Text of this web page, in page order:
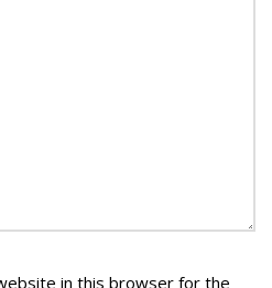
in this browser for the